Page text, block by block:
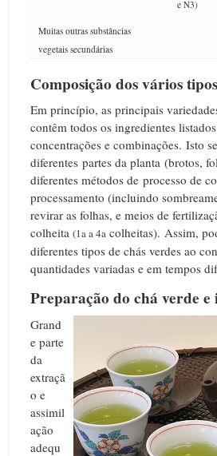
e N3)
Muitas outras substâncias
vegetais secundárias
Composição dos vários
Em princípio, as principais
contêm todos os ingredientes
concentrações e combinações. Isto
diferentes partes da planta (brotos,
diferentes métodos de processo de
processamento (incluindo
revirar as folhas, e meios de
colheita (1a a 4a colheitas). Assim,
diferentes tipos de chás verdes ao
quantidades variadas e em tempos
Preparação do chá verde e
Grand
e parte
da
extraçã
o e
assimil
ação
adequ